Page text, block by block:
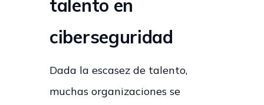
talento en
ciberseguridad
Dada la escasez de talento,
muchas organizaciones se